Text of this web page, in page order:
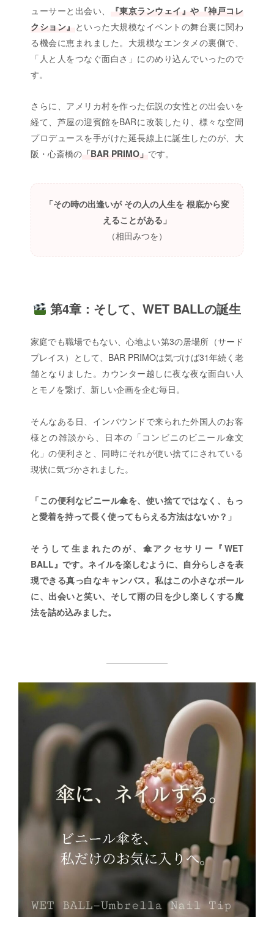
ューサーと出会い、
『東京ランウェイ』や『神戸コレ
クション』 といった大規模なイベントの舞台裏に関わ
る機会に恵まれました。大規模なエンタメの裏側で、
「人と人をつなぐ面白さ」にのめり込んでいったので
す。
さらに、アメリカ村を作った伝説の女性との出会いを
経て、芦屋の迎賓館をBARに改装したり、様々な空間
プロデュースを手がけた延長線上に誕生したのが、大
阪・心斎橋の 「BAR PRIMO」 です。
「その時の出逢いが その人の人生を 根底から変
えることがある」
（相田みつを）
第4章：そして、WET BALLの誕生
家庭でも職場でもない、心地よい第3の居場所（サード
プレイス）として、BAR PRIMOは気づけば31年続く老
舗となりました。カウンター越しに夜な夜な面白い人
とモノを繋げ、新しい企画を企む毎日。
そんなある日、インバウンドで来られた外国人のお客
様との雑談から、日本の「コンビニのビニール傘文
化」の便利さと、同時にそれが使い捨てにされている
現状に気づかされました。
「この便利なビニール傘を、使い捨てではなく、もっ
と愛着を持って長く使ってもらえる方法はないか？」
そうして生まれたのが、傘アクセサリー『WET
BALL』です。ネイルを楽しむように、自分らしさを表
現できる真っ白なキャンバス。私はこの小さなボール
に、出会いと笑い、そして雨の日を少し楽しくする魔
法を詰め込みました。